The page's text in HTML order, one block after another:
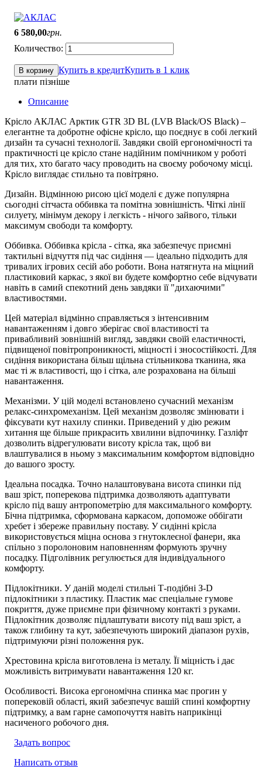
6 580,00грн.
В корзину Купить в кредитКупить в 1 клик
плати пізніше
Описание
Крісло АКЛАС Арктик GTR 3D BL (LVB Black/OS Black) –
елегантне та добротне офісне крісло, що поєднує в собі легкий
дизайн та сучасні технології. Завдяки своїй ергономічності та
практичності це крісло стане надійним помічником у роботі
для тих, хто багато часу проводить на своєму робочому місці.
Крісло виглядає стильно та повітряно.
Дизайн. Відмінною рисою цієї моделі є дуже популярна
сьогодні сітчаста оббивка та помітна зовнішність. Чіткі лінії
силуету, мінімум декору і легкість - нічого зайвого, тільки
максимум свободи та комфорту.
Оббивка. Оббивка крісла - сітка, яка забезпечує приємні
тактильні відчуття під час сидіння — ідеально підходить для
тривалих ігрових сесій або роботи. Вона натягнута на міцний
пластиковий каркас, з якої ви будете комфортно себе відчувати
навіть в самий спекотний день завдяки її "дихаючими"
властивостями.
Цей матеріал відмінно справляється з інтенсивним
навантаженням і довго зберігає свої властивості та
привабливий зовнішній вигляд, завдяки своїй еластичності,
підвищеної повітропроникності, міцності і зносостійкості. Для
сидіння використана більш щільна стільникова тканина, яка
має ті ж властивості, що і сітка, але розрахована на більші
навантаження.
Механізми. У цій моделі встановлено сучасний механізм
релакс-синхромеханізм. Цей механізм дозволяє змінювати і
фіксувати кут нахилу спинки. Приведений у дію режим
хитання ще більше прикрасить хвилини відпочинку. Газліфт
дозволить відрегулювати висоту крісла так, щоб ви
влаштувалися в ньому з максимальним комфортом відповідно
до вашого зросту.
Ідеальна посадка. Точно налаштовувана висота спинки під
ваш зріст, поперекова підтримка дозволяють адаптувати
крісло під вашу антропометрію для максимального комфорту.
Бічна підтримка, сформована каркасом, допоможе оббігати
хребет і збереже правильну поставу. У сидінні крісла
використовується міцна основа з гнутоклеєної фанери, яка
спільно з поролоновим наповненням формують зручну
посадку. Підголівник регулюється для індивідуального
комфорту.
Підлокітники. У даній моделі стильні Т-подібні З-D
підлокітники з пластику. Пластик має спеціальне гумове
покриття, дуже приємне при фізичному контакті з руками.
Підлокітник дозволяє підлаштувати висоту під ваш зріст, а
також глибину та кут, забезпечують широкий діапазон рухів,
підтримуючи різні положення рук.
Хрестовина крісла виготовлена із металу. Її міцність і дає
можливість витримувати навантаження 120 кг.
Особливості. Висока ергономічна спинка має прогин у
поперековій області, який забезпечує вашій спині комфортну
підтримку, а вам гарне самопочуття навіть наприкінці
насиченого робочого дня.
Задать вопрос
Написать отзыв